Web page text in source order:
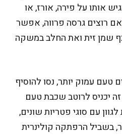
אותו על פירה, אורז, או
רוצים גרסה פרווה, אפשר
שמן זית ואת החלב במשקה
עמוק יותר, נסו להוסיף
יכניס לרוטב שכבת טעם
עם סוגי פטריות שונים,
בשביל הרפתקה קולינרית